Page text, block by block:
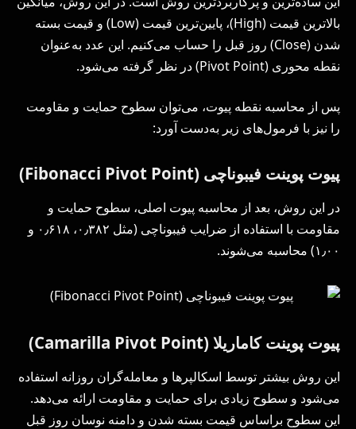
بالاترین قیمت (High)، پایین‌ترین قیمت (Low) و قیمت بسته
شدن (Close) روز قبل را حساب می‌کنیم. این عدد به‌عنوان
نقطه محوری (Pivot Point) در نظر گرفته می‌شود.
پس از محاسبه نقطه پیوت، می‌توان سطوح حمایت و مقاومت
را نیز با فرمول‌های زیر به‌دست آورد:
پیوت پوینت فیبوناچی (Fibonacci Pivot Point
)
در این روش، بعد از محاسبه پیوت اصلی، سطوح حمایت و
مقاومت با استفاده از ضرایب فیبوناچی (مثل ۰٫۳۸۲، ۰٫۶۱۸ و
۱٫۰۰) محاسبه می‌شوند.
پیوت پوینت کاماریلا (Camarilla Pivot Point
)
این روش بیشتر توسط اسکالپرها و معامله‌گران روزانه استفاده
می‌شود و سطوح زیادی برای حمایت و مقاومت ارائه می‌دهد.
این سطوح براساس قیمت بسته شدن و دامنه نوسان روز قبل